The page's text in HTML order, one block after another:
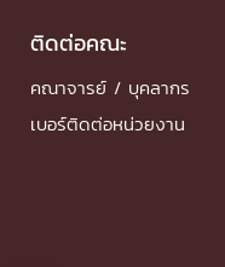
ติดต่อคณะ
คณาจารย์ / บุคลากร
เบอร์ติดต่อหน่วยงาน